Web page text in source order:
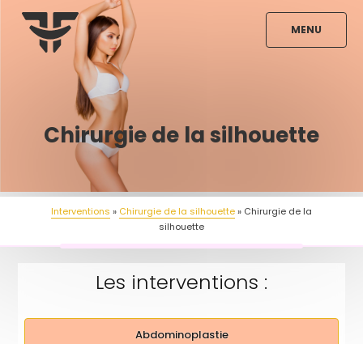
Chirurgie de la silhouette
Interventions Chirurgie de la silhouette
Chirurgie de la
silhouette
Les interventions :
Abdominoplastie